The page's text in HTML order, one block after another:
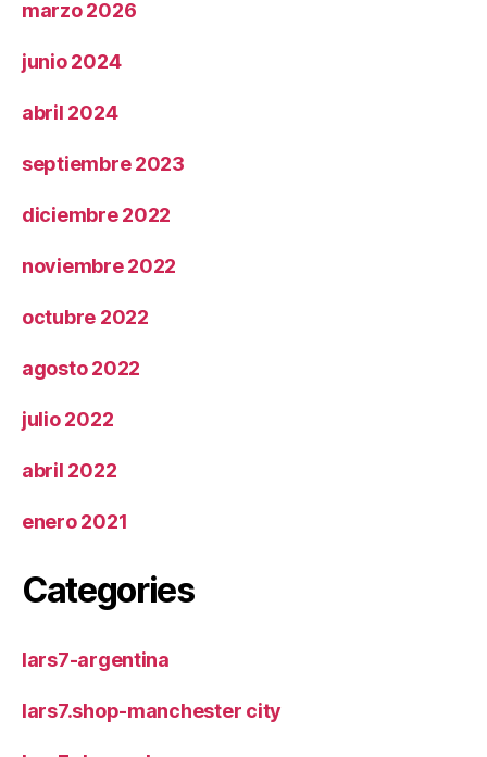
marzo 2026
junio 2024
abril 2024
septiembre 2023
diciembre 2022
noviembre 2022
octubre 2022
agosto 2022
julio 2022
abril 2022
enero 2021
Categories
lars7-argentina
lars7.shop-manchester city